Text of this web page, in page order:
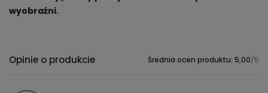
wyobraźni.
Opinie o produkcie Średnia ocen produktu: 5,00/5